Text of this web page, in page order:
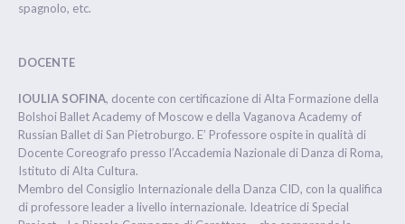
spagnolo, etc.
DOCENTE
IOULIA SOFINA, docente con certificazione di Alta Formazione della
Bolshoi Ballet Academy of Moscow e della Vaganova Academy of
Russian Ballet di San Pietroburgo. E’ Professore ospite in qualità di
Docente Coreografo presso l’Accademia Nazionale di Danza di Roma,
Istituto di Alta Cultura.
Membro del Consiglio Internazionale della Danza CID, con la qualifica
di professore leader a livello internazionale. Ideatrice di Special